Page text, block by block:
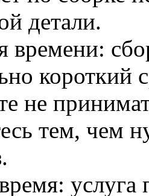
детали.
времени:
короткий
не
тем, чем
услуга